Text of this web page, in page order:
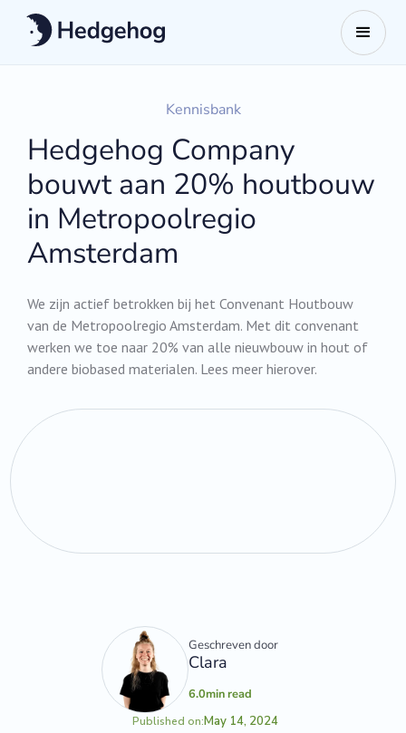
Kennisbank
Hedgehog Company
bouwt aan 20% houtbouw
in Metropoolregio
Amsterdam
We zijn actief betrokken bij het Convenant Houtbouw
van de Metropoolregio Amsterdam. Met dit convenant
werken we toe naar 20% van alle nieuwbouw in hout of
andere biobased materialen. Lees meer hierover.
Geschreven door
Clara
6.0min read
Published on:May 14, 2024